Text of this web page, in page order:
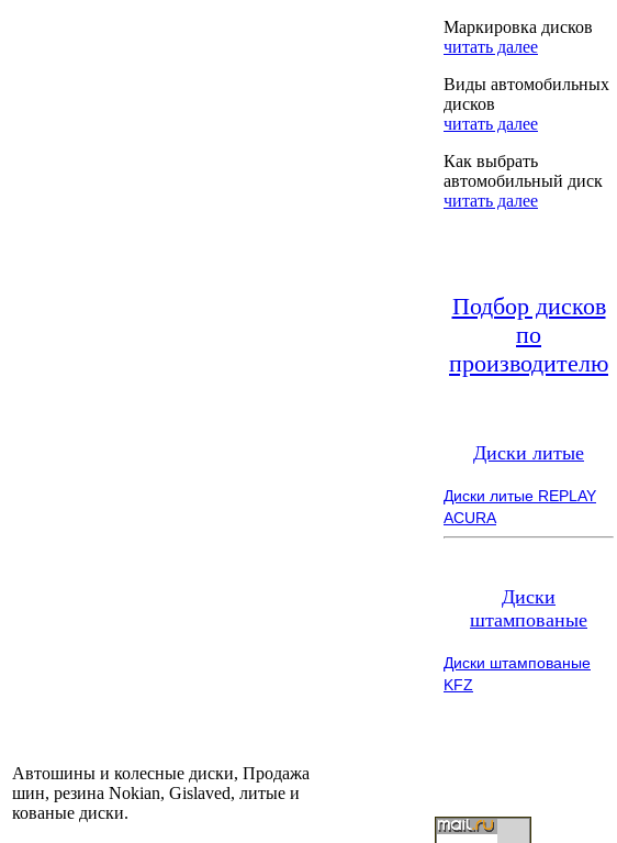
Маркировка дисков
читать далее
Виды автомобильных
дисков
читать далее
Как выбрать
автомобильный диск
читать далее
Подбор дисков
по
производителю
Диски литые
Диски литые REPLAY
ACURA
Диски
штампованые
Диски штампованые
KFZ
Автошины и колесные диски, Продажа
шин, резина Nokian, Gislaved, литые и
кованые диски.